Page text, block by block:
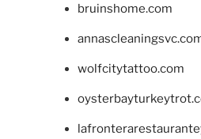
bruinshome.com
wolfcitytattoo.com